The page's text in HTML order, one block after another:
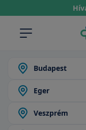
Budapest
Eger
Veszprém